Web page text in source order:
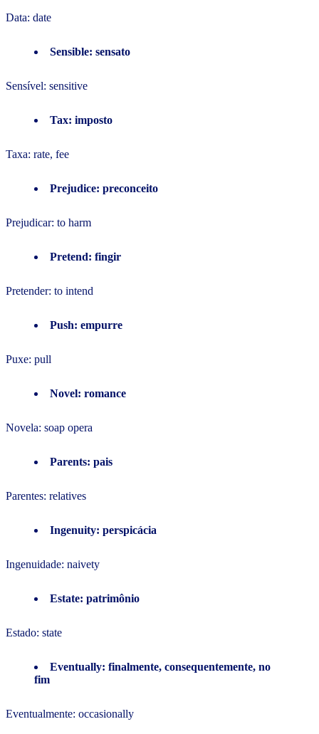
Data: date
Sensible: sensato
Sensível: sensitive
Tax: imposto
Taxa: rate, fee
Prejudice: preconceito
Prejudicar: to harm
Pretend: fingir
Pretender: to intend
Push: empurre
Puxe: pull
Novel: romance
Novela: soap opera
Parents: pais
Parentes: relatives
Ingenuity: perspicácia
Ingenuidade: naivety
Estate: patrimônio
Estado: state
Eventually: finalmente, consequentemente, no
fim
Eventualmente: occasionally